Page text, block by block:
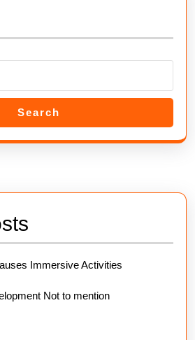
Search
Immersive Activities
Not to mention